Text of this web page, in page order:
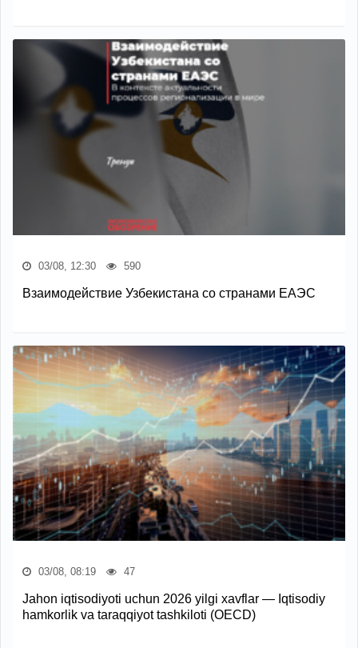
03/08, 12:30 590
Взаимодействие Узбекистана со странами ЕАЭС
03/08, 08:19 47
Jahon iqtisodiyoti uchun 2026 yilgi xavflar — Iqtisodiy
hamkorlik va taraqqiyot tashkiloti (OECD)